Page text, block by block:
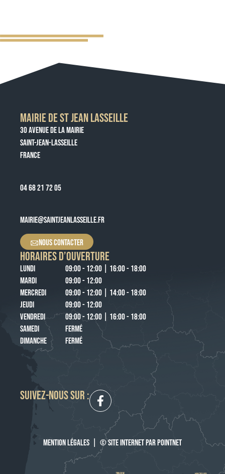
MAIRIE DE ST JEAN LASSEILLE
30 AVENUE DE LA MAIRIE
SAINT-JEAN-LASSEILLE
FRANCE
04 68 21 72 05
MAIRIE@SAINTJEANLASSEILLE.FR
NOUS CONTACTER
HORAIRES D’OUVERTURE
LUNDI
09:00 - 12:00 | 16:00 - 18:00
MARDI
09:00 - 12:00
MERCREDI
09:00 - 12:00 | 14:00 - 18:00
JEUDI
09:00 - 12:00
VENDREDI
09:00 - 12:00 | 16:00 - 18:00
SAMEDI
FERMÉ
DIMANCHE
FERMÉ
SUIVEZ-NOUS SUR :
MENTION LÉGALES © SITE INTERNET PAR POINTNET